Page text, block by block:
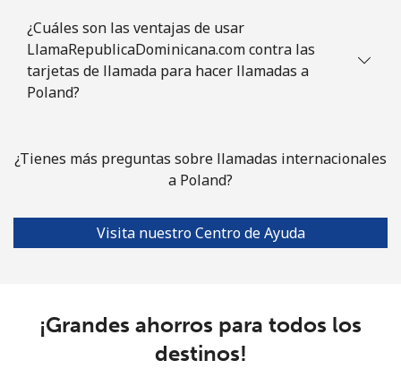
¿Cuáles son las ventajas de usar
LlamaRepublicaDominicana.com contra las
tarjetas de llamada para hacer llamadas a
Poland?
¿Tienes más preguntas sobre llamadas internacionales
a Poland?
Visita nuestro Centro de Ayuda
¡Grandes ahorros para todos los
destinos!